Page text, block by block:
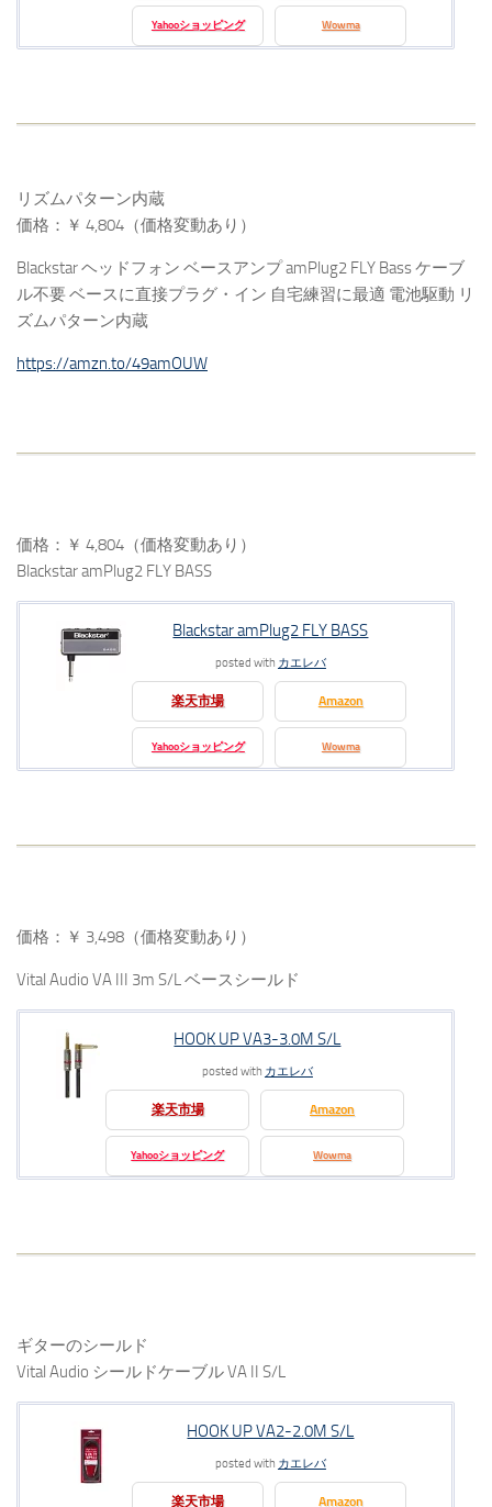
Yahooショッピング Wowma
リズムパターン内蔵
価格：￥ 4,804（価格変動あり）
Blackstar ヘッドフォン ベースアンプ amPlug2 FLY Bass ケーブ
ル不要 ベースに直接プラグ・イン 自宅練習に最適 電池駆動 リ
ズムパターン内蔵
https://amzn.to/49amOUW
価格：￥ 4,804（価格変動あり）
Blackstar amPlug2 FLY BASS
Blackstar amPlug2 FLY BASS
posted with カエレバ
楽天市場 Amazon
Yahooショッピング Wowma
価格：￥ 3,498（価格変動あり）
Vital Audio VA III 3m S/L ベースシールド
HOOK UP VA3-3.0M S/L
posted with カエレバ
楽天市場 Amazon
Yahooショッピング Wowma
ギターのシールド
Vital Audio シールドケーブル VA II S/L
HOOK UP VA2-2.0M S/L
posted with カエレバ
楽天市場 Amazon